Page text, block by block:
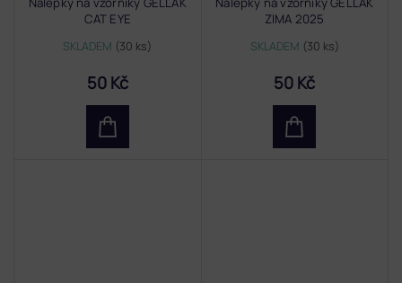
CAT EYE
SKLADEM (30 ks)
50 Kč
ZIMA 2025
SKLADEM (30 ks)
50 Kč